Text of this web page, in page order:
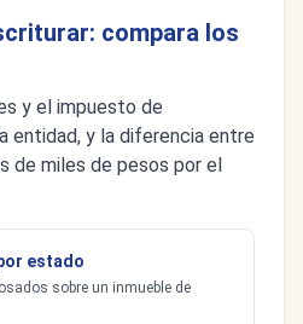
compara los
y el impuesto de
entidad, y la diferencia entre
de miles de pesos por el
estado
sobre un inmueble de